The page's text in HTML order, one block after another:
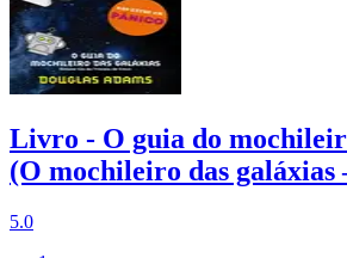
Livro - O guia do
(O mochileiro das galáxias
5.0